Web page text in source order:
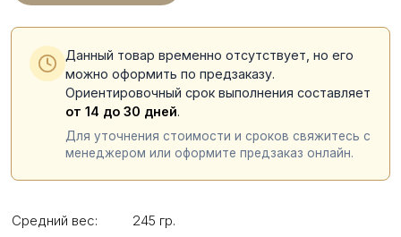
Данный товар временно отсутствует, но его
можно оформить по предзаказу.
Ориентировочный срок выполнения составляет
от 14 до 30 дней.
Для уточнения стоимости и сроков свяжитесь с
менеджером или оформите предзаказ онлайн.
Средний вес:
245 гр.